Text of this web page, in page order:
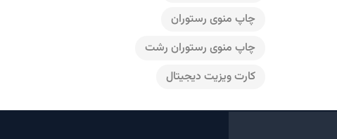
چاپ منوی رستوران
چاپ منوی رستوران رشت
کارت ویزیت دیجیتال